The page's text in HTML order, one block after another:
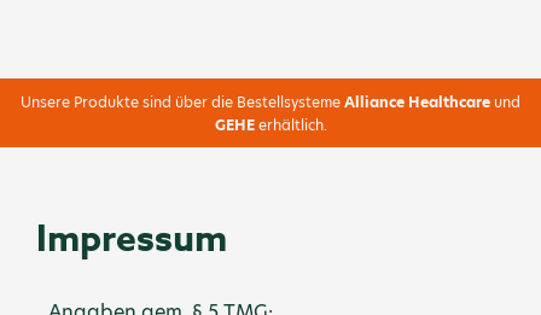
Unsere Produkte sind über die BestellsystemeAlliance Healthcare und
GEHEerhältlich.
Impressum